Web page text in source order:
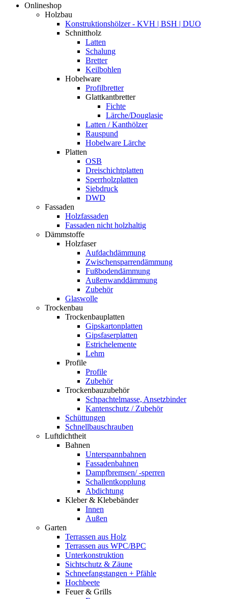
Onlineshop
Holzbau
Konstruktionshölzer - KVH | BSH | DUO
Schnittholz
Latten
Schalung
Bretter
Keilbohlen
Hobelware
Profilbretter
Glattkantbretter
Fichte
Lärche/Douglasie
Latten / Kanthölzer
Rauspund
Hobelware Lärche
Platten
OSB
Dreischichtplatten
Sperrholzplatten
Siebdruck
DWD
Fassaden
Holzfassaden
Fassaden nicht holzhaltig
Dämmstoffe
Holzfaser
Aufdachdämmung
Zwischensparrendämmung
Fußbodendämmung
Außenwanddämmung
Zubehör
Glaswolle
Trockenbau
Trockenbauplatten
Gipskartonplatten
Gipsfaserplatten
Estrichelemente
Lehm
Profile
Profile
Zubehör
Trockenbauzubehör
Schpachtelmasse, Ansetzbinder
Kantenschutz / Zubehör
Schüttungen
Schnellbauschrauben
Luftdichtheit
Bahnen
Unterspannbahnen
Fassadenbahnen
Dampfbremsen/ -sperren
Schallentkopplung
Abdichtung
Kleber & Klebebänder
Innen
Außen
Garten
Terrassen aus Holz
Terrassen aus WPC/BPC
Unterkonstruktion
Sichtschutz & Zäune
Schneefangstangen + Pfähle
Hochbeete
Feuer & Grills